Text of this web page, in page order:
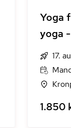
Yoga
yoga
17.
1.850